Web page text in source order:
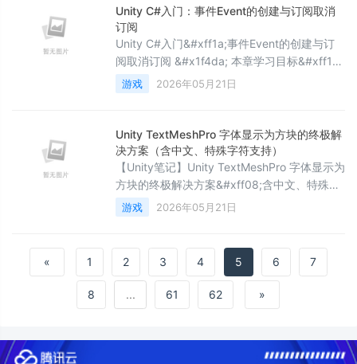
Pycharm早期版本的community版本下载 前言
一. 直接在浏览器搜索PyCharm&#
Unity C#入门：事件Event的创建与订阅取消
订阅
Unity C#入门&#xff1a;事件Event的创建与订
阅取消订阅 &#x1f4da; 本章学习目标&#xff1a;
深入理解事件Event的创建与订阅取消订阅的
核心概念与实践方法&#xff0c;掌握关键技术要
文属于《Unity工程师成长之路教程》Unity C#
入门篇&#xff08;第二篇&#xff09;。 在上一章
&#xff0c;我们学习了&
游戏 2026年05月21日
Unity TextMeshPro 字体显示为方块的终极解
决方案（含中文、特殊字符支持）
【Unity笔记】Unity TextMeshPro 字体显示为
方块的终极解决方案&#xff08;含中文、特殊字
符支持&#xff09; 问题现象与原因分析
TextMeshPro&#xff08;TMP&#xff09;中文字体
文项目最常见的渲染问题&#xff0c;表现为中文
字符显示为黑色/白色方块&#xff0c;英文正常。
根本原因是
游戏 2026年05月21日
« 1 2 3 4 5 6 7
8 ... 61 62 »